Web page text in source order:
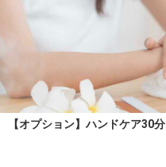
【オプション】ハンドケア30分